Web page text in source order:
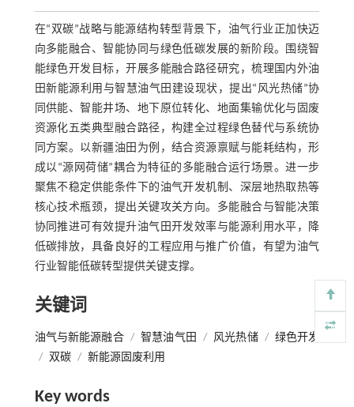
在“双碳”战略与能源结构转型背景下，油气行业正加快迈
向多能融合、智能协同与绿色低碳发展的新阶段。围绕智
能绿色开发目标，开展多能融合路径研究，梳理国内外油
田新能源利用与智慧油气田建设现状，提出“风光热储”协
同供能、智能井场、地下原位转化、地面集输优化与固废
资源化五类典型融合路径，构建全过程绿色替代与系统协
同方案。以新疆油田为例，结合资源禀赋与能耗结构，形
成以“源网荷储”耦合为特征的多能融合运行场景。进一步
聚焦不稳定供能条件下的油气开发机制、深层地热取热等
核心技术瓶颈，提出关键攻关方向。多能融合与智能决策
协同推进可有效提升油气田开发效率与能源利用水平，降
低碳排放，具备良好的工程应用与推广价值，有望为油气
行业智能低碳转型提供关键支撑。
关键词
油气与新能源融合 / 智慧油气田 / 风光热储 / 绿色开发
/ 双碳 / 新能源固废利用
Key words